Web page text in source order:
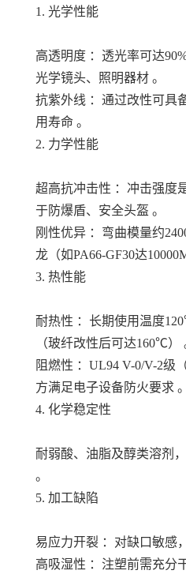
1. 光学性能
高透明度 ：透光率可达
光学镜头、照明器材 。
抗紫外线 ：通过改性可具
用寿命 。
2. 力学性能
超高抗冲击性 ：冲击强度
于防爆盾、安全头盔 。
刚性优异 ：弯曲模量约
龙（如PA66-GF30达
3. 热性能
耐热性 ：长期使用温度
（玻纤改性后可达160℃）
阻燃性 ：UL94 V-0/V-2级
方满足电子设备防火要求 。
4. 化学稳定性
耐弱酸、油脂及醇类溶剂
。
5. 加工缺陷
易应力开裂 ：对缺口敏感
高吸湿性 ：注塑前需充分